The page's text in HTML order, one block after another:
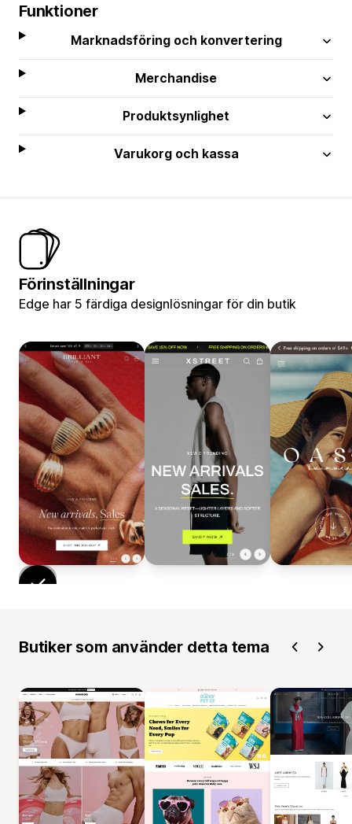
Funktioner
Marknadsföring och konvertering
Merchandise
Produktsynlighet
Varukorg och kassa
Förinställningar
Edge har 5 färdiga designlösningar för din butik
Butiker som använder detta tema